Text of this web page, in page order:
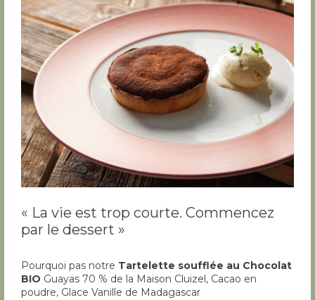
« La vie est trop courte. Commencez
par le dessert »
Pourquoi pas notre Tartelette soufflée au Chocolat
BIO Guayas 70 % de la Maison Cluizel, Cacao en
poudre, Glace Vanille de Madagascar